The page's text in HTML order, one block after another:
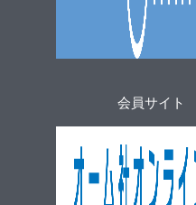
会員サイト